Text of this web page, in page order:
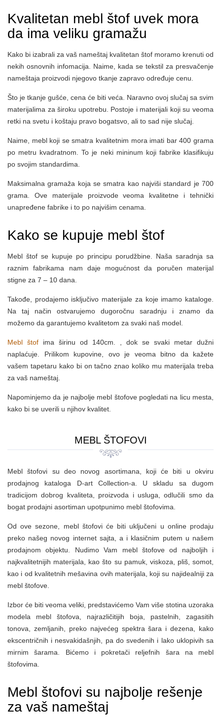
Kvalitetan mebl štof uvek mora
da ima veliku gramažu
Kako bi izabrali za vaš nameštaj kvalitetan štof moramo krenuti od
nekih osnovnih infomacija. Naime, kada se tekstil za presvačenje
nameštaja proizvodi njegovo tkanje zapravo određuje cenu.
Što je tkanje gušće, cena će biti veća. Naravno ovoj slučaj sa svim
materijalima za široku upotrebu. Postoje i materijali koji su veoma
retki na svetu i koštaju pravo bogatsvo, ali to sad nije slučaj.
Naime, mebl koji se smatra kvalitetnim mora imati bar 400 grama
po metru kvadratnom. To je neki mininum koji fabrike klasifikuju
po svojim standardima.
Maksimalna gramaža koja se smatra kao najviši standard je 700
grama. Ove materijale proizvode veoma kvalitetne i tehnički
unapređene fabrike i to po najvišim cenama.
Kako se kupuje mebl štof
Mebl štof se kupuje po principu porudžbine. Naša saradnja sa
raznim fabrikama nam daje mogućnost da poručen materijal
stigne za 7 – 10 dana.
Takođe, prodajemo isključivo materijale za koje imamo kataloge.
Na taj način ostvarujemo dugoročnu saradnju i znamo da
možemo da garantujemo kvalitetom za svaki naš model.
Mebl štof ima širinu od 140cm. , dok se svaki metar dužni
naplaćuje. Prilikom kupovine, ovo je veoma bitno da kažete
vašem tapetaru kako bi on tačno znao koliko mu materijala treba
za vaš nameštaj.
Napominjemo da je najbolje mebl štofove pogledati na licu mesta,
kako bi se uverili u njihov kvalitet.
MEBL ŠTOFOVI
Mebl štofovi su deo novog asortimana, koji će biti u okviru
prodajnog kataloga D-art Collection-a. U skladu sa dugom
tradicijom dobrog kvaliteta, proizvoda i usluga, odlučili smo da
bogat prodajni asortiman upotpunimo mebl štofovima.
Od ove sezone, mebl štofovi će biti uključeni u online prodaju
preko našeg novog internet sajta, a i klasičnim putem u našem
prodajnom objektu. Nudimo Vam mebl štofove od najboljih i
najkvalitetnijih materijala, kao što su pamuk, viskoza, pliš, somot,
kao i od kvalitetnih mešavina ovih materijala, koji su najidealniji za
mebl štofove.
Izbor će biti veoma veliki, predstavićemo Vam više stotina uzoraka
modela mebl štofova, najrazličitijih boja, pastelnih, zagasitih
tonova, zemljanih, preko najvećeg spektra šara i dezena, kako
ekscentričnih i nesvakidašnjih, pa do svedenih i lako uklopivih sa
mirnim šarama. Bićemo i pokretači reljefnih šara na mebl
štofovima.
Mebl štofovi su najbolje rešenje
za vaš nameštaj